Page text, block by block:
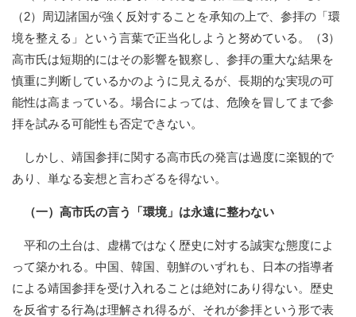
（2）周辺諸国が強く反対することを承知の上で、参拝の「環
境を整える」という言葉で正当化しようと努めている。（3）
高市氏は短期的にはその影響を観察し、参拝の重大な結果を
慎重に判断しているかのように見えるが、長期的な実現の可
能性は高まっている。場合によっては、危険を冒してまで参
拝を試みる可能性も否定できない。
しかし、靖国参拝に関する高市氏の発言は過度に楽観的で
あり、単なる妄想と言わざるを得ない。
（一）高市氏の言う「環境」は永遠に整わない
平和の土台は、虚構ではなく歴史に対する誠実な態度によ
って築かれる。中国、韓国、朝鮮のいずれも、日本の指導者
による靖国参拝を受け入れることは絶対にあり得ない。歴史
を反省する行為は理解され得るが、それが参拝という形で表